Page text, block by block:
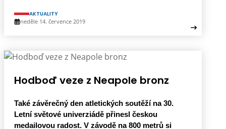
AKTUALITY
neděle 14. července 2019
Hodboď veze z Neapole bronz
Také závěrečný den atletických soutěží na 30.
Letní světové univerziádě přinesl českou
medailovou radost. V závodě na 800 metrů si